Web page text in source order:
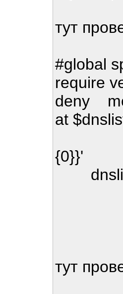
тут
#global
require
deny
at
{0}}'
тут